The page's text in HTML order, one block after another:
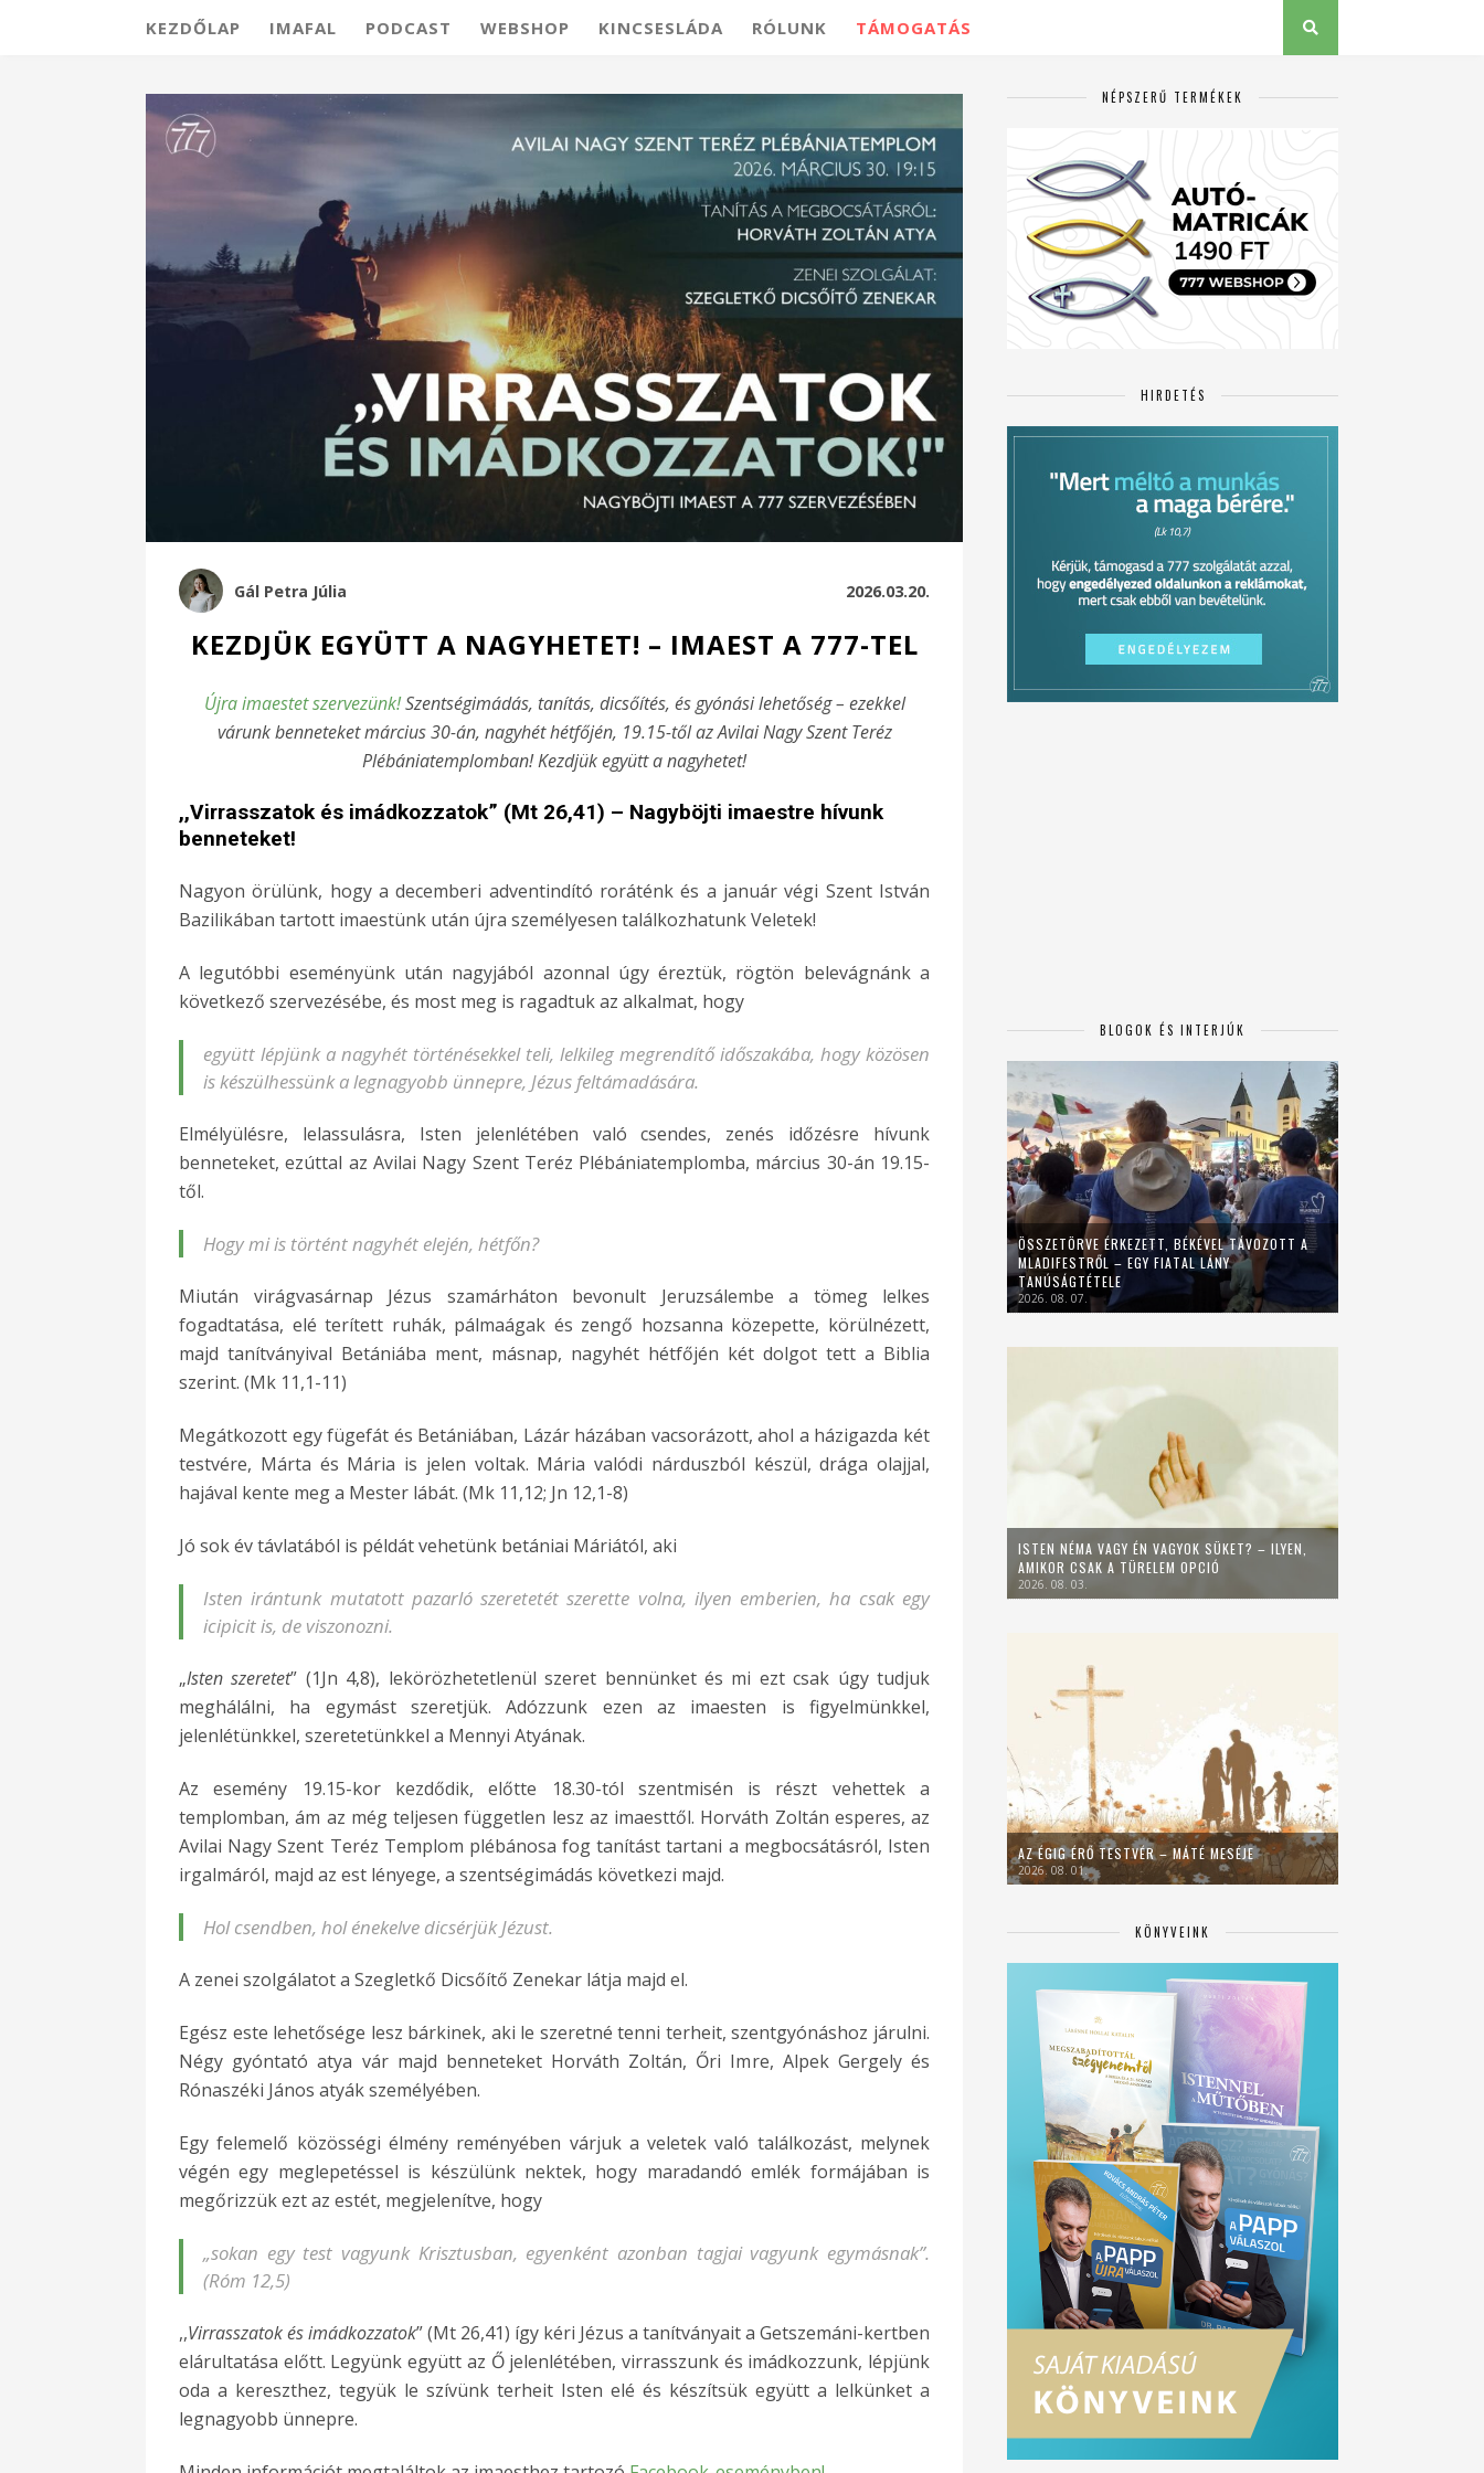
KEZDŐLAP IMAFAL PODCAST WEBSHOP KINCSESLÁDA RÓLUNK TÁMOGATÁS
Gál Petra Júlia 2026.03.20.
KEZDJÜK EGYÜTT A NAGYHETET! – IMAEST A 777-TEL
Újra imaestet szervezünk!Szentségimádás, tanítás, dicsőítés, és gyónási lehetőség – ezekkel
várunk benneteket március 30-án, nagyhét hétfőjén, 19.15-től az Avilai Nagy Szent Teréz
Plébániatemplomban! Kezdjük együtt a nagyhetet!
,,Virrasszatok és imádkozzatok” (Mt 26,41) – Nagyböjti imaestre hívunk
benneteket!
Nagyon örülünk, hogy a decemberi adventindító roráténk és a január végi Szent István
Bazilikában tartott imaestünk után újra személyesen találkozhatunk Veletek!
A legutóbbi eseményünk után nagyjából azonnal úgy éreztük, rögtön belevágnánk a
következő szervezésébe, és most meg is ragadtuk az alkalmat, hogy
együtt lépjünk a nagyhét történésekkel teli, lelkileg megrendítő időszakába, hogy közösen
is készülhessünk a legnagyobb ünnepre, Jézus feltámadására.
Elmélyülésre, lelassulásra, Isten jelenlétében való csendes, zenés időzésre hívunk
benneteket, ezúttal az Avilai Nagy Szent Teréz Plébániatemplomba, március 30-án 19.15-
től.
Hogy mi is történt nagyhét elején, hétfőn?
Miután virágvasárnap Jézus szamárháton bevonult Jeruzsálembe a tömeg lelkes
fogadtatása, elé terített ruhák, pálmaágak és zengő hozsanna közepette, körülnézett,
majd tanítványival Betániába ment, másnap, nagyhét hétfőjén két dolgot tett a Biblia
szerint. (Mk 11,1-11)
Megátkozott egy fügefát és Betániában, Lázár házában vacsorázott, ahol a házigazda két
testvére, Márta és Mária is jelen voltak. Mária valódi nárduszból készül, drága olajjal,
hajával kente meg a Mester lábát. (Mk 11,12; Jn 12,1-8)
Jó sok év távlatából is példát vehetünk betániai Máriától, aki
Isten irántunk mutatott pazarló szeretetét szerette volna, ilyen emberien, ha csak egy
icipicit is, de viszonozni.
„Isten szeretet” (1Jn 4,8), lekörözhetetlenül szeret bennünket és mi ezt csak úgy tudjuk
meghálálni, ha egymást szeretjük. Adózzunk ezen az imaesten is figyelmünkkel,
jelenlétünkkel, szeretetünkkel a Mennyi Atyának.
Az esemény 19.15-kor kezdődik, előtte 18.30-tól szentmisén is részt vehettek a
templomban, ám az még teljesen független lesz az imaesttől. Horváth Zoltán esperes, az
Avilai Nagy Szent Teréz Templom plébánosa fog tanítást tartani a megbocsátásról, Isten
irgalmáról, majd az est lényege, a szentségimádás következi majd.
Hol csendben, hol énekelve dicsérjük Jézust.
A zenei szolgálatot a Szegletkő Dicsőítő Zenekar látja majd el.
Egész este lehetősége lesz bárkinek, aki le szeretné tenni terheit, szentgyónáshoz járulni.
Négy gyóntató atya vár majd benneteket Horváth Zoltán, Őri Imre, Alpek Gergely és
Rónaszéki János atyák személyében.
Egy felemelő közösségi élmény reményében várjuk a veletek való találkozást, melynek
végén egy meglepetéssel is készülünk nektek, hogy maradandó emlék formájában is
megőrizzük ezt az estét, megjelenítve, hogy
„sokan egy test vagyunk Krisztusban, egyenként azonban tagjai vagyunk egymásnak”.
(Róm 12,5)
,,Virrasszatok és imádkozzatok” (Mt 26,41) így kéri Jézus a tanítványait a Getszemáni-kertben
elárultatása előtt. Legyünk együtt az Ő jelenlétében, virrasszunk és imádkozzunk, lépjünk
oda a kereszthez, tegyük le szívünk terheit Isten elé és készítsük együtt a lelkünket a
legnagyobb ünnepre.
NÉPSZERŰ TERMÉKEK
HIRDETÉS
BLOGOK ÉS INTERJÚK
ÖSSZETÖRVE ÉRKEZETT, BÉKÉVEL TÁVOZOTT A
MLADIFESTRŐL – EGY FIATAL LÁNY
TANÚSÁGTÉTELE
2026. 08. 07.
ISTEN NÉMA VAGY ÉN VAGYOK SÜKET? – ILYEN,
AMIKOR CSAK A TÜRELEM OPCIÓ
2026. 08. 03.
AZ ÉGIG ÉRŐ TESTVÉR – MÁTÉ MESÉJE
2026. 08. 01.
KÖNYVEINK